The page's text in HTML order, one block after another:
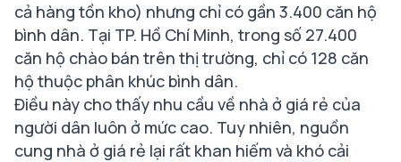
cả hàng tồn kho) nhưng chỉ có gần 3.400 căn hộ
bình dân. Tại TP. Hồ Chí Minh, trong số 27.400
căn hộ chào bán trên thị trường, chỉ có 128 căn
hộ thuộc phân khúc bình dân.
Điều này cho thấy nhu cầu về nhà ở giá rẻ của
người dân luôn ở mức cao. Tuy nhiên, nguồn
cung nhà ở giá rẻ lại rất khan hiếm và khó cải